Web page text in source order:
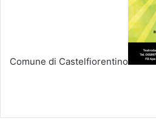
Comune di Castelfiorentino